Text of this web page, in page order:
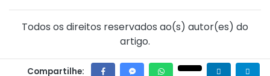
Todos os direitos reservados ao(s) autor(es) do
artigo.
Compartilhe: